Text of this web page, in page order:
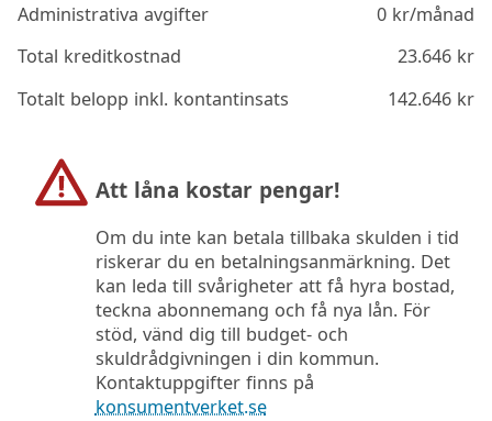
Administrativa avgifter
0kr/månad
Total kreditkostnad
23.646kr
Totalt belopp inkl. kontantinsats
142.646kr
Att låna kostar pengar!
Om du inte kan betala tillbaka skulden i tid
riskerar du en betalningsanmärkning. Det
kan leda till svårigheter att få hyra bostad,
teckna abonnemang och få nya lån. För
stöd, vänd dig till budget- och
skuldrådgivningen i din kommun.
Kontaktuppgifter finns på
konsumentverket.se